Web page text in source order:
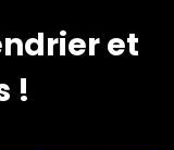
et
!